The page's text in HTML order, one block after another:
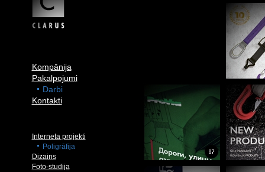
Kompānija
Pakalpojumi
Darbi
Kontakti
Interneta projekti
Poligrāfija
Dizains
Foto-studija